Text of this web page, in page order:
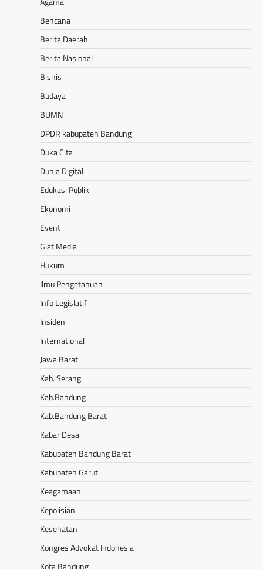
Bencana
Berita Daerah
Berita Nasional
Bisnis
Budaya
BUMN
DPDR kabupaten Bandung
Duka Cita
Dunia Digital
Edukasi Publik
Ekonomi
Event
Giat Media
Hukum
Ilmu Pengetahuan
Info Legislatif
Insiden
International
Jawa Barat
Kab. Serang
Kab.Bandung
Kab.Bandung Barat
Kabar Desa
Kabupaten Bandung Barat
Kabupaten Garut
Keagamaan
Kepolisian
Kesehatan
Kongres Advokat Indonesia
Kota Bandung